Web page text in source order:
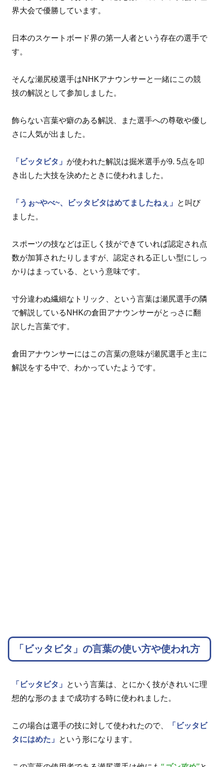
界大会で優勝しています。
日本のスケートボード界の第一人者という存在の選手で
す。
そんな瀬尻稜選手はNHKアナウンサーと一緒にこの競
技の解説として参加しました。
飾らない言葉や癖のある解説、また選手への尊敬や優し
さに人気が出ました。
「ビッタビタ」 が使われた解説は掘米選手が9. 5点を叩
き出した大技を決めたときに使われました。
「うぉ~やべ~、ビッタビタはめてましたねぇ」
と叫び
ました。
スポーツの技などは正しく技ができていれば認定され点
数が加算されたりしますが、認定される正しい型にしっ
かりはまっている、という意味です。
寸分違わぬ繊細なトリック、という言葉は瀬尻選手の隣
で解説しているNHKの倉田アナウンサーがとっさに翻
訳した言葉です。
倉田アナウンサーにはこの言葉の意味が瀬尻選手と主に
解説をする中で、わかっていたようです。
「ビッタビタ」の言葉の使い方や使われ方
「ビッタビタ」
という言葉は、とにかく技がきれいに理
想的な形のままで成功する時に使われました。
この場合は選手の技に対して使われたので、
「ビッタビ
タにはめた」
という形になります。